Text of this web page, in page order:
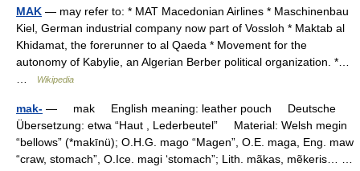
MAK — may refer to: * MAT Macedonian Airlines * Maschinenbau
Kiel, German industrial company now part of Vossloh * Maktab al
Khidamat, the forerunner to al Qaeda * Movement for the
autonomy of Kabylie, an Algerian Berber political organization. *…
…
Wikipedia
mak- — mak English meaning: leather pouch Deutsche
Übersetzung: etwa “Haut , Lederbeutel” Material: Welsh megin
“bellows” (*makīnü); O.H.G. mago “Magen”, O.E. maga, Eng. maw
“craw, stomach”, O.Ice. magi ‘stomach”; Lith. mãkas, mẽkeris… …